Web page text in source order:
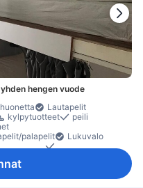
yhden hengen vuode
Lautapelit
kylpytuotteet
peili
palapelit
Lukuvalo
lähellä